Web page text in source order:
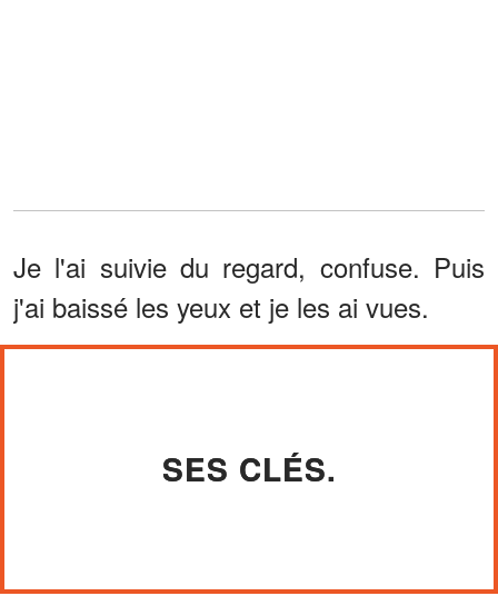
Je l'ai suivie du regard, confuse. Puis
j'ai baissé les yeux et je les ai vues.
SES CLÉS.